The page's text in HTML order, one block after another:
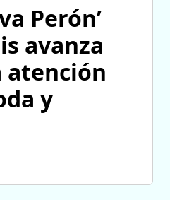
Perón’
avanza
atención
y